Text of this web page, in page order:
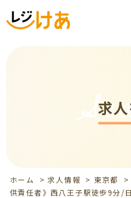
求
ホーム >求人情報 > 東京都 >
供責任者》西八王子駅徒歩9分/